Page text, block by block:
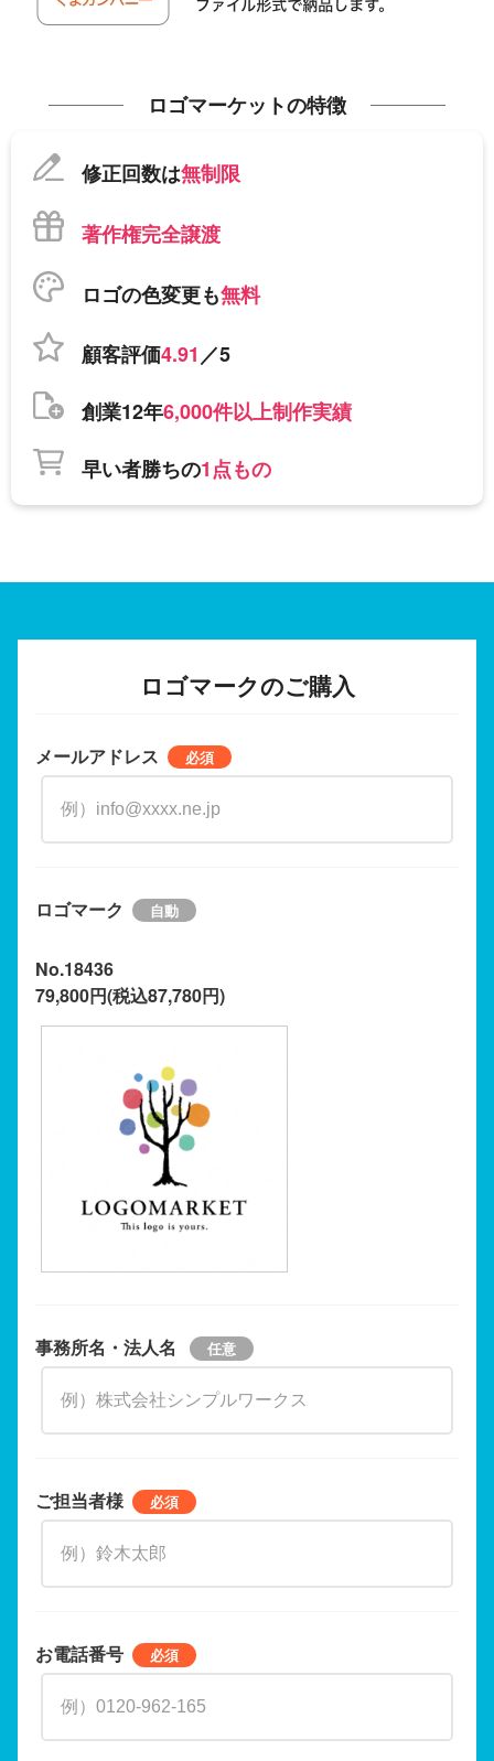
ロゴマーケットの特徴
修正回数は無制限
著作権完全譲渡
ロゴの色変更も無料
顧客評価4.91／5
創業12年6,000件以上制作実績
早い者勝ちの1点もの
ロゴマークのご購入
メールアドレス
ロゴマーク
No.18436
79,800円(税込87,780円)
事務所名・法人名
ご担当者様
お電話番号